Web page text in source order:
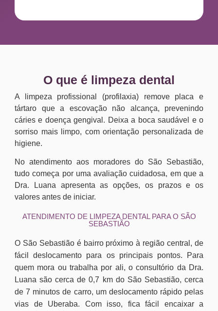
O que é limpeza dental
A limpeza profissional (profilaxia) remove placa e
tártaro que a escovação não alcança, prevenindo
cáries e doença gengival. Deixa a boca saudável e o
sorriso mais limpo, com orientação personalizada de
higiene.
No atendimento aos moradores do São Sebastião,
tudo começa por uma avaliação cuidadosa, em que a
Dra. Luana apresenta as opções, os prazos e os
valores antes de iniciar.
ATENDIMENTO DE LIMPEZA DENTAL PARA O SÃO
SEBASTIÃO
O São Sebastião é bairro próximo à região central, de
fácil deslocamento para os principais pontos. Para
quem mora ou trabalha por ali, o consultório da Dra.
Luana são cerca de 0,7 km do São Sebastião, cerca
de 7 minutos de carro, um deslocamento rápido pelas
vias de Uberaba. Com isso, fica fácil encaixar a